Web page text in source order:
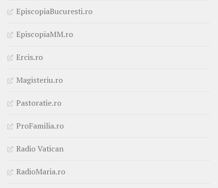
EpiscopiaBucuresti.ro
EpiscopiaMM.ro
Ercis.ro
Magisteriu.ro
Pastoratie.ro
ProFamilia.ro
Radio Vatican
RadioMaria.ro